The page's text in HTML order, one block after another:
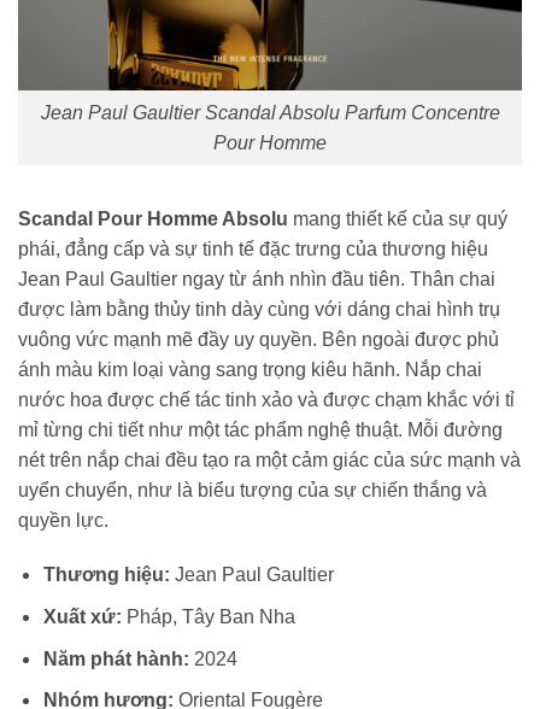
Jean Paul Gaultier Scandal Absolu Parfum Concentre
Pour Homme
Scandal Pour Homme Absolu mang thiết kế của sự quý
phái, đẳng cấp và sự tinh tế đặc trưng của thương hiệu
Jean Paul Gaultier ngay từ ánh nhìn đầu tiên. Thân chai
được làm bằng thủy tinh dày cùng với dáng chai hình trụ
vuông vức mạnh mẽ đầy uy quyền. Bên ngoài được phủ
ánh màu kim loại vàng sang trọng kiêu hãnh. Nắp chai
nước hoa được chế tác tinh xảo và được chạm khắc với tỉ
mỉ từng chi tiết như một tác phẩm nghệ thuật. Mỗi đường
nét trên nắp chai đều tạo ra một cảm giác của sức mạnh và
uyển chuyển, như là biểu tượng của sự chiến thắng và
quyền lực.
Thương hiệu: Jean Paul Gaultier
Xuất xứ: Pháp, Tây Ban Nha
Năm phát hành: 2024
Nhóm hương: Oriental Fougère